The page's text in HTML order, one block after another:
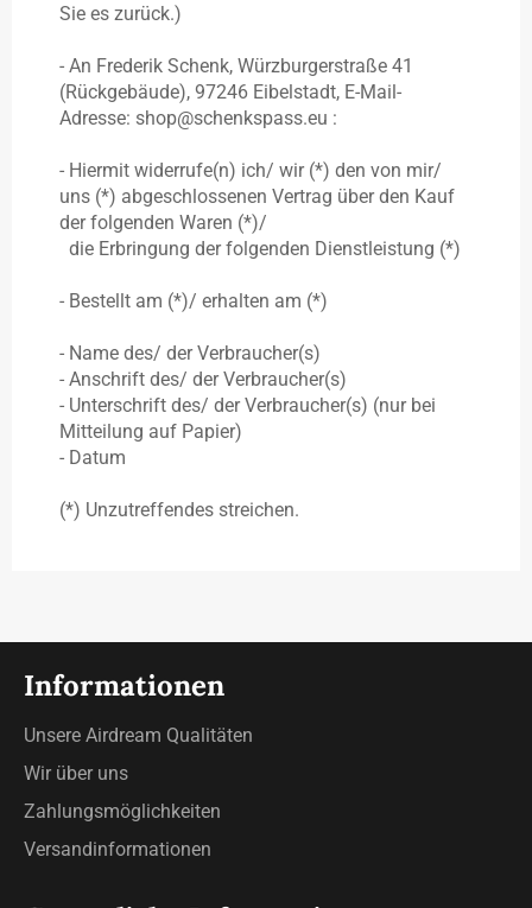
Sie es zurück.)
- An Frederik Schenk, Würzburgerstraße 41
(Rückgebäude), 97246 Eibelstadt, E-Mail-
Adresse: shop@schenkspass.eu :
- Hiermit widerrufe(n) ich/ wir (*) den von mir/
uns (*) abgeschlossenen Vertrag über den Kauf
der folgenden Waren (*)/
die Erbringung der folgenden Dienstleistung (*)
- Bestellt am (*)/ erhalten am (*)
- Name des/ der Verbraucher(s)
- Anschrift des/ der Verbraucher(s)
- Unterschrift des/ der Verbraucher(s) (nur bei
Mitteilung auf Papier)
- Datum
(*) Unzutreffendes streichen.
Informationen
Unsere Airdream Qualitäten
Wir über uns
Zahlungsmöglichkeiten
Versandinformationen